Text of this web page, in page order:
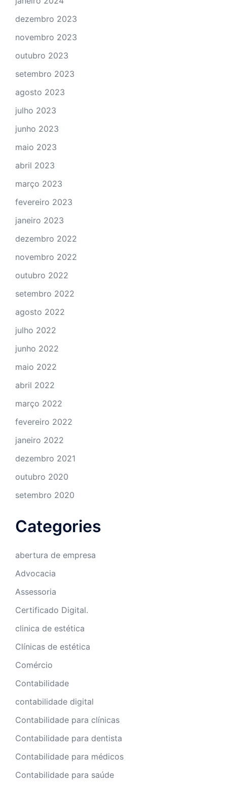
dezembro 2023
novembro 2023
outubro 2023
setembro 2023
agosto 2023
julho 2023
junho 2023
maio 2023
abril 2023
março 2023
fevereiro 2023
janeiro 2023
dezembro 2022
novembro 2022
outubro 2022
setembro 2022
agosto 2022
julho 2022
junho 2022
maio 2022
abril 2022
março 2022
fevereiro 2022
janeiro 2022
dezembro 2021
outubro 2020
setembro 2020
Categories
abertura de empresa
Advocacia
Assessoria
Certificado Digital.
clinica de estética
Clínicas de estética
Comércio
Contabilidade
contabilidade digital
Contabilidade para clínicas
Contabilidade para dentista
Contabilidade para médicos
Contabilidade para saúde